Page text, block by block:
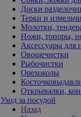
Доски
Терки и
Молотки,
Ножи, топоры,
Аксессуары для
Овощечистки
Рыбочистки
Орехоколы
Открывалки,
Уход за посудой
Назад